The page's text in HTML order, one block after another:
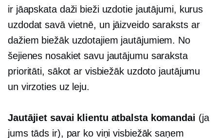
ir jāapskata daži bieži uzdotie jautājumi, kurus
uzdodat savā vietnē, un jāizveido saraksts ar
dažiem biežāk uzdotajiem jautājumiem. No
šejienes nosakiet savu jautājumu saraksta
prioritāti, sākot ar visbiežāk uzdoto jautājumu
un virzoties uz leju.
Jautājiet savai klientu atbalsta komandai (ja
jums tāds ir), par ko viņi visbiežāk saņem